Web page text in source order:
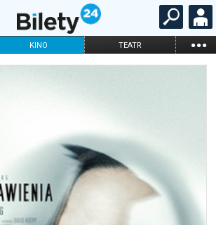
KINO TEATR ...
OPERA I BALET